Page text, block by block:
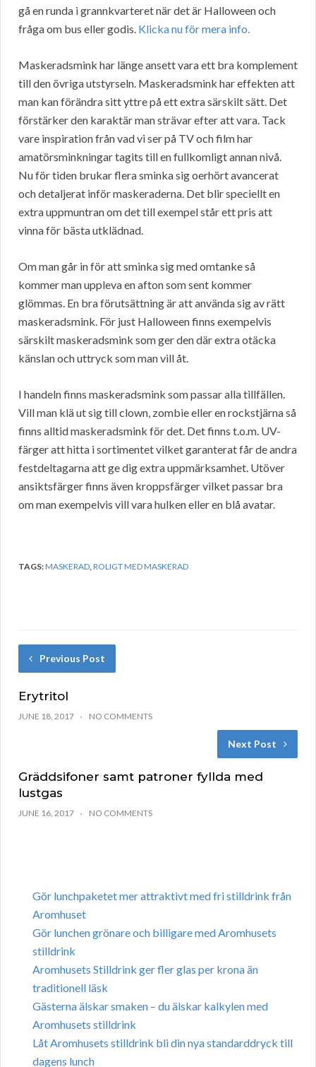
gå en runda i grannkvarteret när det är Halloween och
fråga om bus eller godis. Klicka nu för mera info.
Maskeradsmink har länge ansett vara ett bra komplement
till den övriga utstyrseln. Maskeradsmink har effekten att
man kan förändra sitt yttre på ett extra särskilt sätt. Det
förstärker den karaktär man strävar efter att vara. Tack
vare inspiration från vad vi ser på TV och film har
amatörsminkningar tagits till en fullkomligt annan nivå.
Nu för tiden brukar flera sminka sig oerhört avancerat
och detaljerat inför maskeraderna. Det blir speciellt en
extra uppmuntran om det till exempel står ett pris att
vinna för bästa utklädnad.
Om man går in för att sminka sig med omtanke så
kommer man uppleva en afton som sent kommer
glömmas. En bra förutsättning är att använda sig av rätt
maskeradsmink. För just Halloween finns exempelvis
särskilt maskeradsmink som ger den där extra otäcka
känslan och uttryck som man vill åt.
I handeln finns maskeradsmink som passar alla tillfällen.
Vill man klä ut sig till clown, zombie eller en rockstjärna så
finns alltid maskeradsmink för det. Det finns t.o.m. UV-
färger att hitta i sortimentet vilket garanterat får de andra
festdeltagarna att ge dig extra uppmärksamhet. Utöver
ansiktsfärger finns även kroppsfärger vilket passar bra
om man exempelvis vill vara hulken eller en blå avatar.
TAGS:MASKERAD,ROLIGT MED MASKERAD
Previous Post
Erytritol
JUNE 18, 2017 NO COMMENTS
Next Post
Gräddsifoner samt patroner fyllda med
lustgas
JUNE 16, 2017 NO COMMENTS
Gör lunchpaketet mer attraktivt med fri stilldrink från
Aromhuset
Gör lunchen grönare och billigare med Aromhusets
stilldrink
Aromhusets Stilldrink ger fler glas per krona än
traditionell läsk
Gästerna älskar smaken – du älskar kalkylen med
Aromhusets stilldrink
Låt Aromhusets stilldrink bli din nya standarddryck till
dagens lunch